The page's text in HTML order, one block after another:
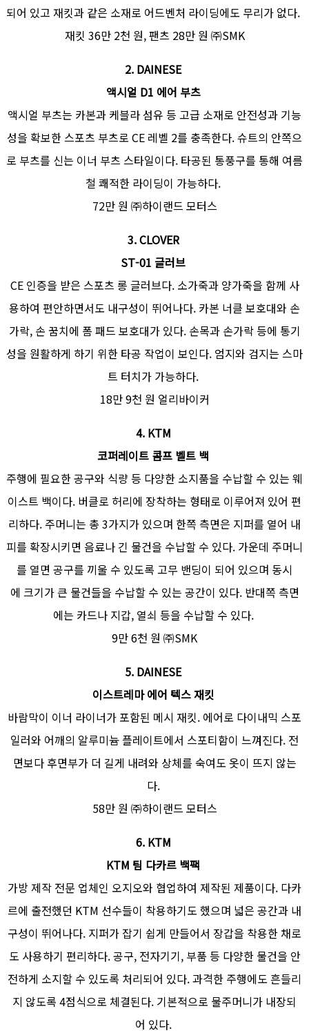
되어 있고 재킷과 같은 소재로 어드벤처 라이딩에도 무리가 없다.
재킷 36만 2천 원, 팬츠 28만 원 ㈜SMK
2. DAINESE
액시얼 D1 에어 부츠
액시얼 부츠는 카본과 케블라 섬유 등 고급 소재로 안전성과 기능
성을 확보한 스포츠 부츠로 CE 레벨 2를 충족한다. 슈트의 안쪽으
로 부츠를 신는 이너 부츠 스타일이다. 타공된 통풍구를 통해 여름
철 쾌적한 라이딩이 가능하다.
72만 원 ㈜하이랜드 모터스
3.CLOVER
ST-01 글러브
CE 인증을 받은 스포츠 롱 글러브다. 소가죽과 양가죽을 함께 사
용하여 편안하면서도 내구성이 뛰어나다. 카본 너클 보호대와 손
가락, 손 꿈치에 폼 패드 보호대가 있다. 손목과 손가락 등에 통기
성을 원활하게 하기 위한 타공 작업이 보인다. 엄지와 검지는 스마
트 터치가 가능하다.
18만 9천 원 얼리바이커
4. KTM
코퍼레이트 콤프 벨트 백
주행에 필요한 공구와 식량 등 다양한 소지품을 수납할 수 있는 웨
이스트 백이다. 버클로 허리에 장착하는 형태로 이루어져 있어 편
리하다. 주머니는 총 3가지가 있으며 한쪽 측면은 지퍼를 열어 내
피를 확장시키면 음료나 긴 물건을 수납할 수 있다. 가운데 주머니
를 열면 공구를 끼울 수 있도록 고무 밴딩이 되어 있으며 동시
에 크기가 큰 물건들을 수납할 수 있는 공간이 있다. 반대쪽 측면
에는 카드나 지갑, 열쇠 등을 수납할 수 있다.
9만 6천 원 ㈜SMK
5. DAINESE
이스트레마 에어 텍스 재킷
바람막이 이너 라이너가 포함된 메시 재킷. 에어로 다이내믹 스포
일러와 어깨의 알루미늄 플레이트에서 스포티함이 느껴진다. 전
면보다 후면부가 더 길게 내려와 상체를 숙여도 옷이 뜨지 않는
다.
58만 원 ㈜하이랜드 모터스
6. KTM
KTM 팀 다카르 백팩
가방 제작 전문 업체인 오지오와 협업하여 제작된 제품이다. 다카
르에 출전했던 KTM 선수들이 착용하기도 했으며 넓은 공간과 내
구성이 뛰어나다. 지퍼가 잡기 쉽게 만들어서 장갑을 착용한 채로
도 사용하기 편리하다. 공구, 전자기기, 부품 등 다양한 물건을 안
전하게 소지할 수 있도록 처리되어 있다. 과격한 주행에도 흔들리
지 않도록 4점식으로 체결된다. 기본적으로 물주머니가 내장되
어 있다.